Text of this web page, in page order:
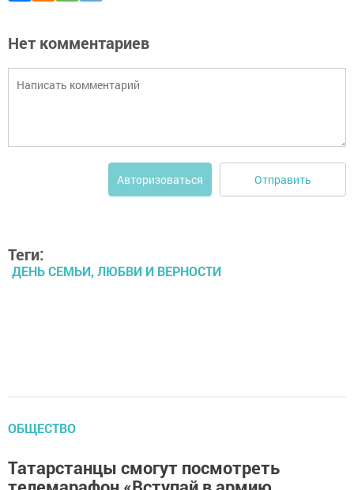
Нет комментариев
Авторизоваться Отправить
Теги:
ДЕНЬ СЕМЬИ, ЛЮБВИ И ВЕРНОСТИ
ОБЩЕСТВО
Татарстанцы смогут посмотреть